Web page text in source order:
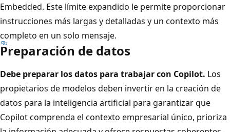
Embedded. Este límite expandido le permite proporcionar
instrucciones más largas y detalladas y un contexto más
completo en un solo mensaje.
Preparación de datos
Debe preparar los datos para trabajar con Copilot. Los
propietarios de modelos deben invertir en la creación de
datos para la inteligencia artificial para garantizar que
Copilot comprenda el contexto empresarial único, prioriza